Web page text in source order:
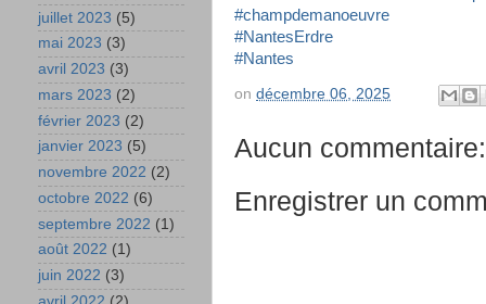
#champdemanoeuvre
#NantesErdre
#Nantes
on décembre 06, 2025
Aucun commentaire:
Enregistrer un
juillet 2023 (5)
mai 2023 (3)
avril 2023 (3)
mars 2023 (2)
février 2023 (2)
janvier 2023 (5)
novembre 2022 (2)
octobre 2022 (6)
septembre 2022 (1)
août 2022 (1)
juin 2022 (3)